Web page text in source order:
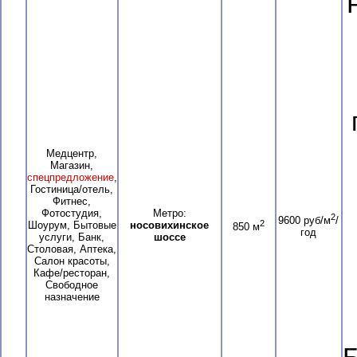
Медцентр,
Магазин,
спецпредложение,
Гостиница/отель,
Фитнес,
Фотостудия,
Шоурум, Бытовые
услуги, Банк,
Столовая, Аптека,
Салон красоты,
Кафе/ресторан,
Свободное
назначение
Метро:
носовихинское
шоссе
850 м2 9600 руб/м2/
год